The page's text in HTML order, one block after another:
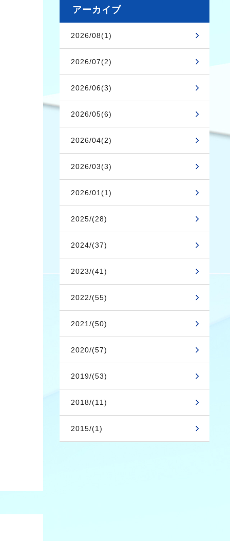
アーカイブ
2026/08(1)
2026/07(2)
2026/06(3)
2026/05(6)
2026/04(2)
2026/03(3)
2026/01(1)
2025/(28)
2024/(37)
2023/(41)
2022/(55)
2021/(50)
2020/(57)
2019/(53)
2018/(11)
2015/(1)